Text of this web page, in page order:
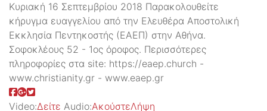
Κυριακή 16 Σεπτεμβρίου 2018 Παρακολουθείτε
κήρυγμα ευαγγελίου από την Ελευθέρα Αποστολική
Εκκλησία Πεντηκοστής (ΕΑΕΠ) στην Αθήνα.
Σοφοκλέους 52 - 1ος όροφος. Περισσότερες
πληροφορίες στα site: https://eaep.church -
www.christianity.gr - www.eaep.gr
Video:Δείτε Audio:ΑκούστεΛήψη